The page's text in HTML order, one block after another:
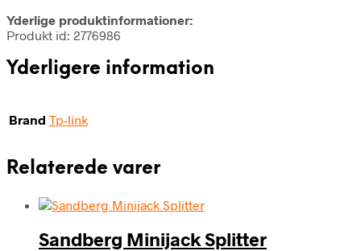
Yderlige produktinformationer:
Produkt id: 2776986
Yderligere information
Brand Tp-link
Relaterede varer
Sandberg Minijack Splitter